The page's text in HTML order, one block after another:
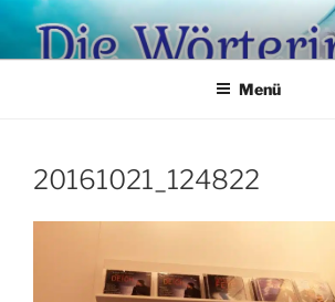
Zum
Inhalt
springen
Menü
20161021_124822